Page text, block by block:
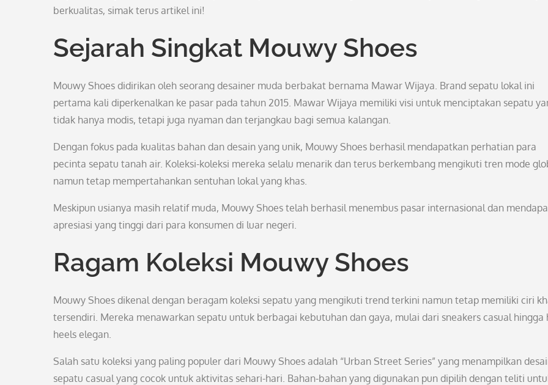
berkualitas, simak terus artikel ini!
Sejarah Singkat Mouwy Shoes
Mouwy Shoes didirikan oleh seorang desainer muda berbakat bernama Mawar Wijaya. Brand sepatu lokal ini
pertama kali diperkenalkan ke pasar pada tahun 2015. Mawar Wijaya memiliki visi untuk menciptakan sepatu
tidak hanya modis, tetapi juga nyaman dan terjangkau bagi semua kalangan.
Dengan fokus pada kualitas bahan dan desain yang unik, Mouwy Shoes berhasil mendapatkan perhatian para
pecinta sepatu tanah air. Koleksi-koleksi mereka selalu menarik dan terus berkembang mengikuti tren mode
namun tetap mempertahankan sentuhan lokal yang khas.
Meskipun usianya masih relatif muda, Mouwy Shoes telah berhasil menembus pasar internasional dan
apresiasi yang tinggi dari para konsumen di luar negeri.
Ragam Koleksi Mouwy Shoes
Mouwy Shoes dikenal dengan beragam koleksi sepatu yang mengikuti trend terkini namun tetap memiliki ciri
tersendiri. Mereka menawarkan sepatu untuk berbagai kebutuhan dan gaya, mulai dari sneakers casual hingga
heels elegan.
Salah satu koleksi yang paling populer dari Mouwy Shoes adalah “Urban Street Series” yang menampilkan
sepatu casual yang cocok untuk aktivitas sehari-hari. Bahan-bahan yang digunakan pun dipilih dengan teliti